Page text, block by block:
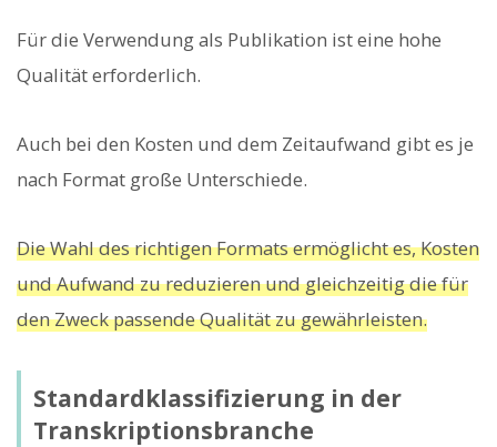
Für die Verwendung als Publikation ist eine hohe
Qualität erforderlich.
Auch bei den Kosten und dem Zeitaufwand gibt es je
nach Format große Unterschiede.
Die Wahl des richtigen Formats ermöglicht es, Kosten
und Aufwand zu reduzieren und gleichzeitig die für
den Zweck passende Qualität zu gewährleisten.
Standardklassifizierung in der
Transkriptionsbranche